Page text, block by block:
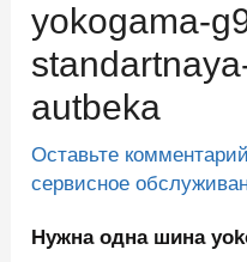
yokogama-
autbeka
Оставьте комментарий
сервисное
Нужна одна шина